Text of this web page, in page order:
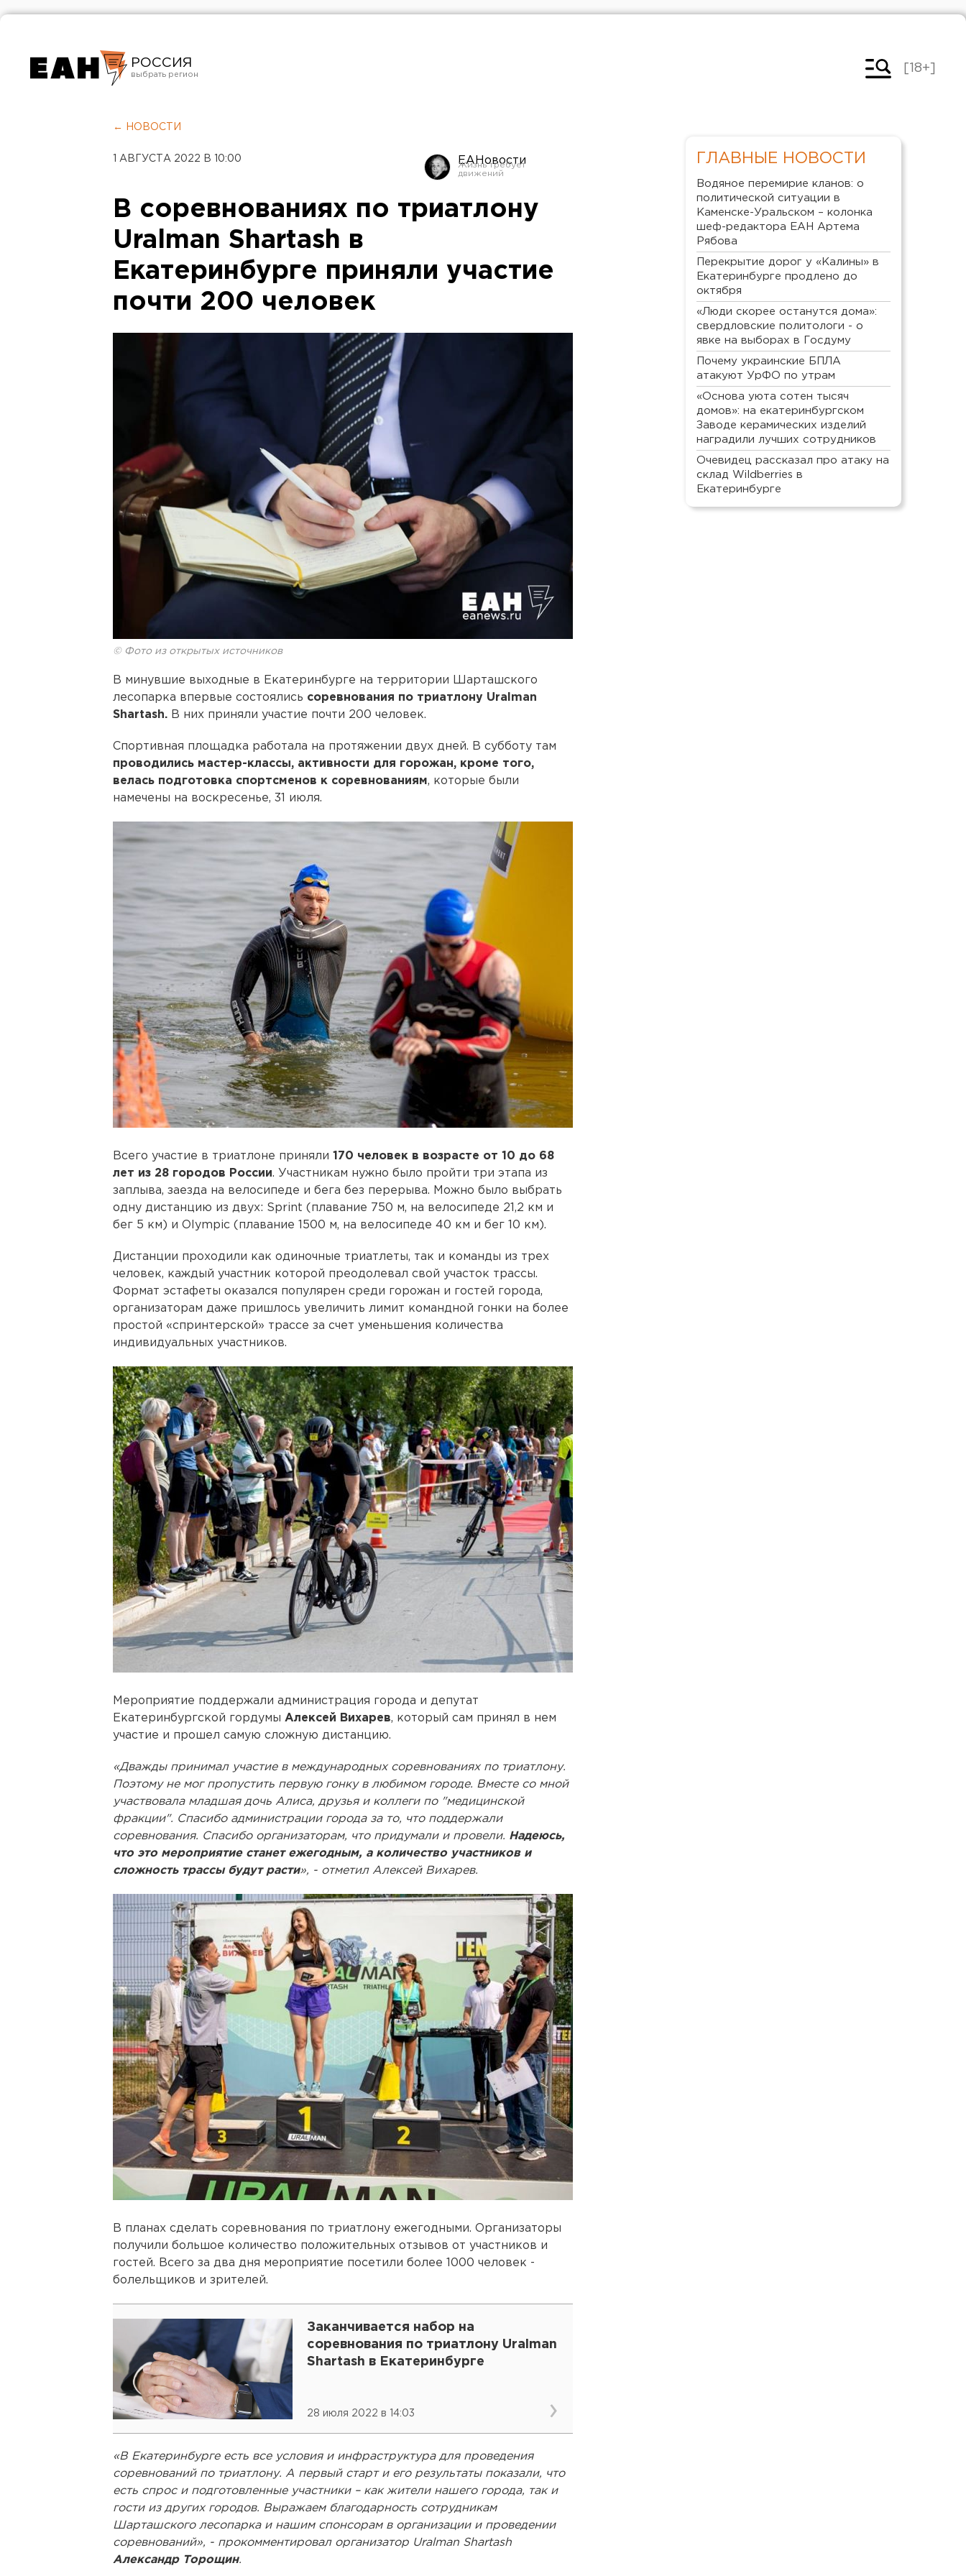
РОССИЯ
Челябинск
[18+]
← НОВОСТИ
1 АВГУСТА 2022 В 10:00 ЕАНовости
В соревнованиях по триатлону
Uralman Shartash в
Екатеринбурге приняли участие
почти 200 человек
© Фото из открытых источников
В минувшие выходные в Екатеринбурге на территории Шарташского
лесопарка впервые состоялись соревнования по триатлону Uralman
Shartash. В них приняли участие почти 200 человек.
Спортивная площадка работала на протяжении двух дней. В субботу там
проводились мастер-классы, активности для горожан, кроме того,
велась подготовка спортсменов к соревнованиям, которые были
намечены на воскресенье, 31 июля.
Всего участие в триатлоне приняли 170 человек в возрасте от 10 до 68
лет из 28 городов России. Участникам нужно было пройти три этапа из
заплыва, заезда на велосипеде и бега без перерыва. Можно было выбрать
одну дистанцию из двух: Sprint (плавание 750 м, на велосипеде 21,2 км и
бег 5 км) и Olympic (плавание 1500 м, на велосипеде 40 км и бег 10 км).
Дистанции проходили как одиночные триатлеты, так и команды из трех
человек, каждый участник которой преодолевал свой участок трассы.
Формат эстафеты оказался популярен среди горожан и гостей города,
организаторам даже пришлось увеличить лимит командной гонки на более
простой «спринтерской» трассе за счет уменьшения количества
индивидуальных участников.
Мероприятие поддержали администрация города и депутат
Екатеринбургской гордумы Алексей Вихарев, который сам принял в нем
участие и прошел самую сложную дистанцию.
«Дважды принимал участие в международных соревнованиях по триатлону.
Поэтому не мог пропустить первую гонку в любимом городе. Вместе со мной
участвовала младшая дочь Алиса, друзья и коллеги по "медицинской
фракции". Спасибо администрации города за то, что поддержали
соревнования. Спасибо организаторам, что придумали и провели. Надеюсь,
что это мероприятие станет ежегодным, а количество участников и
сложность трассы будут расти», - отметил Алексей Вихарев.
В планах сделать соревнования по триатлону ежегодными. Организаторы
получили большое количество положительных отзывов от участников и
гостей. Всего за два дня мероприятие посетили более 1000 человек -
болельщиков и зрителей.
Заканчивается набор на
соревнования по триатлону Uralman
Shartash в Екатеринбурге
28 июля 2022 в 14:03
«В Екатеринбурге есть все условия и инфраструктура для проведения
соревнований по триатлону. А первый старт и его результаты показали, что
есть спрос и подготовленные участники – как жители нашего города, так и
гости из других городов. Выражаем благодарность сотрудникам
Шарташского лесопарка и нашим спонсорам в организации и проведении
соревнований», - прокомментировал организатор Uralman Shartash
Александр Торощин.
ГЛАВНЫЕ НОВОСТИ
Водяное перемирие кланов: о
политической ситуации в
Каменске-Уральском – колонка
шеф-редактора ЕАН Артема
Рябова
Перекрытие дорог у «Калины» в
Екатеринбурге продлено до
октября
«Люди скорее останутся дома»:
свердловские политологи - о
явке на выборах в Госдуму
Почему украинские БПЛА
атакуют УрФО по утрам
«Основа уюта сотен тысяч
домов»: на екатеринбургском
Заводе керамических изделий
наградили лучших сотрудников
Очевидец рассказал про атаку на
склад Wildberries в
Екатеринбурге